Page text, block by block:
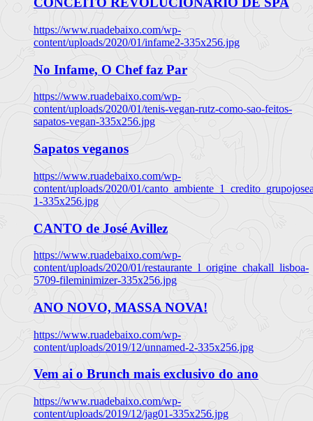
https://www.ruadebaixo.com/wp-
content/uploads/2020/01/infame2-335x256.jpg
No Infame, O Chef faz Par
https://www.ruadebaixo.com/wp-
content/uploads/2020/01/tenis-vegan-rutz-como-sao-feitos-
sapatos-vegan-335x256.jpg
Sapatos veganos
https://www.ruadebaixo.com/wp-
content/uploads/2020/01/
1-335x256.jpg
CANTO de José Avillez
https://www.ruadebaixo.com/wp-
content/uploads/2020/01/restaurante_l_origine_chakall_lisboa-
5709-fileminimizer-335x256.jpg
ANO NOVO, MASSA NOVA!
https://www.ruadebaixo.com/wp-
content/uploads/2019/12/unnamed-2-335x256.jpg
Vem ai o Brunch mais exclusivo do ano
https://www.ruadebaixo.com/wp-
content/uploads/2019/12/jag01-335x256.jpg